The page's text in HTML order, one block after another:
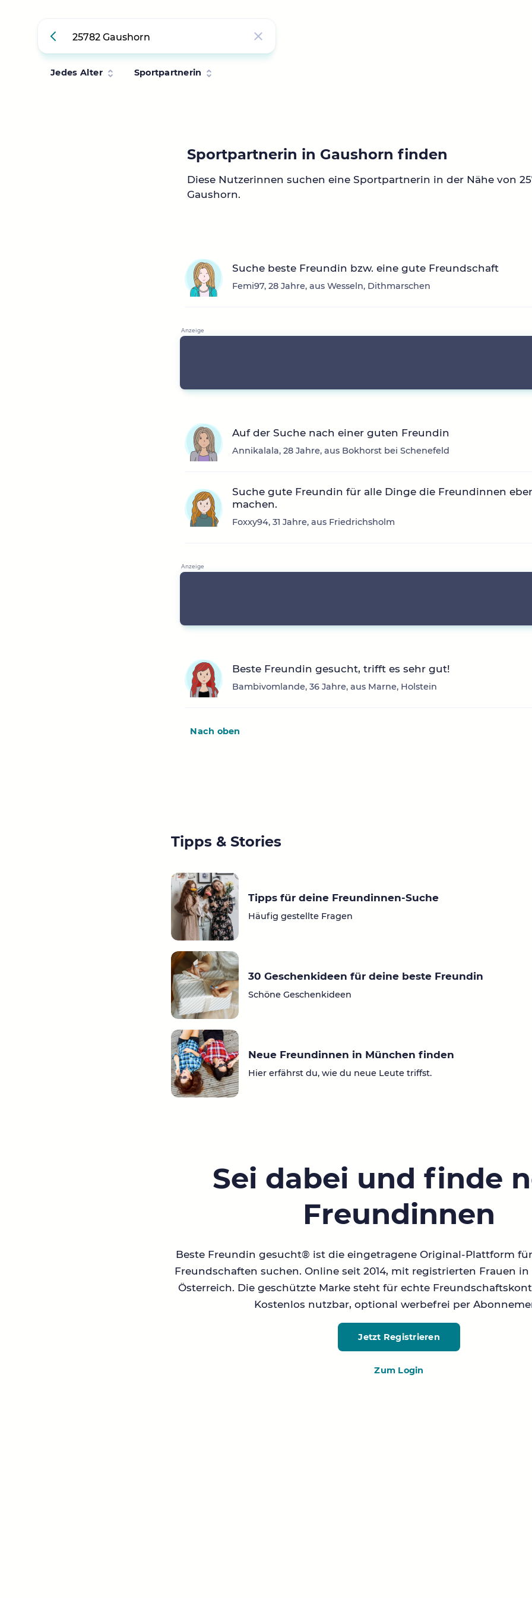
Jedes Alter Sportpartnerin
Sportpartnerin in Gaushorn finden
Diese Nutzerinnen suchen eine Sportpartnerin in der Nähe von
Gaushorn.
Suche beste Freundin bzw. eine gute Freundschaft
Femi97, 28 Jahre, aus Wesseln, Dithmarschen
Auf der Suche nach einer guten Freundin
Annikalala, 28 Jahre, aus Bokhorst bei Schenefeld
Suche gute Freundin für alle Dinge die Freundinnen
machen.
Foxxy94, 31 Jahre, aus Friedrichsholm
Beste Freundin gesucht, trifft es sehr gut!
Bambivomlande, 36 Jahre, aus Marne, Holstein
Nach oben
Tipps & Stories
Tipps für deine Freundinnen-Suche
Häufig gestellte Fragen
30 Geschenkideen für deine beste Freundin
Schöne Geschenkideen
Neue Freundinnen in München finden
Hier erfährst du, wie du neue Leute triffst.
Sei dabei und finde
Freundinnen
Beste Freundin gesucht® ist die eingetragene Original-Plattform
Freundschaften suchen. Online seit 2014, mit registrierten Frauen
Österreich. Die geschützte Marke steht für echte
Kostenlos nutzbar, optional werbefrei per
Jetzt Registrieren
Zum Login